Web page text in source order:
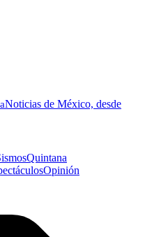
Noticias de México, desde
Quintana
Opinión